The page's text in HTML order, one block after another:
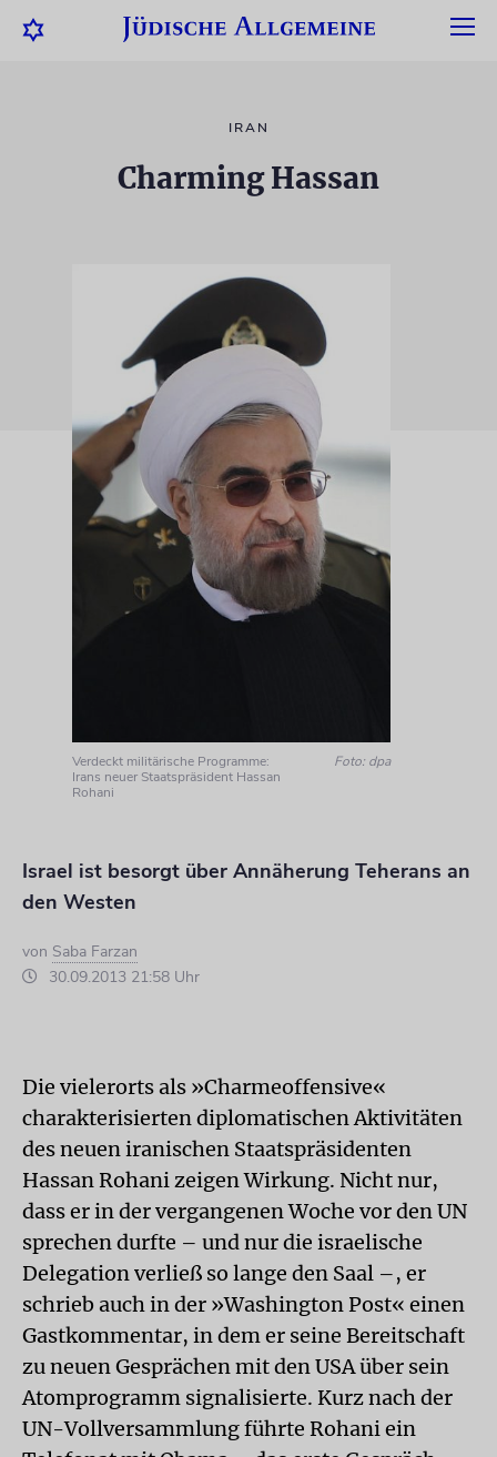
IRAN
Charming Hassan
Verdeckt militärische Programme:
Irans neuer Staatspräsident Hassan
Rohani
Foto: dpa
Israel ist besorgt über Annäherung Teherans an
den Westen
von Saba Farzan
30.09.2013 21:58 Uhr
Die vielerorts als »Charmeoffensive«
charakterisierten diplomatischen Aktivitäten
des neuen iranischen Staatspräsidenten
Hassan Rohani zeigen Wirkung. Nicht nur,
dass er in der vergangenen Woche vor den UN
sprechen durfte – und nur die israelische
Delegation verließ so lange den Saal –, er
schrieb auch in der »Washington Post« einen
Gastkommentar, in dem er seine Bereitschaft
zu neuen Gesprächen mit den USA über sein
Atomprogramm signalisierte. Kurz nach der
UN-Vollversammlung führte Rohani ein